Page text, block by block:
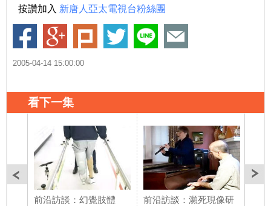
按讚加入 新唐人亞太電視台粉絲團
2005-04-14 15:00:00
看下一集
前沿訪談：幻覺肢體
前沿訪談：瀕死現像研